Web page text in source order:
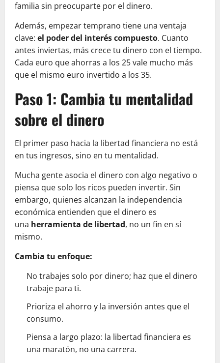
familia sin preocuparte por el dinero.
Además, empezar temprano tiene una ventaja
clave: el poder del interés compuesto. Cuanto
antes inviertas, más crece tu dinero con el tiempo.
Cada euro que ahorras a los 25 vale mucho más
que el mismo euro invertido a los 35.
Paso 1: Cambia tu mentalidad
sobre el dinero
El primer paso hacia la libertad financiera no está
en tus ingresos, sino en tu mentalidad.
Mucha gente asocia el dinero con algo negativo o
piensa que solo los ricos pueden invertir. Sin
embargo, quienes alcanzan la independencia
económica entienden que el dinero es
una herramienta de libertad, no un fin en sí
mismo.
Cambia tu enfoque:
No trabajes solo por dinero; haz que el dinero
trabaje para ti.
Prioriza el ahorro y la inversión antes que el
consumo.
Piensa a largo plazo: la libertad financiera es
una maratón, no una carrera.